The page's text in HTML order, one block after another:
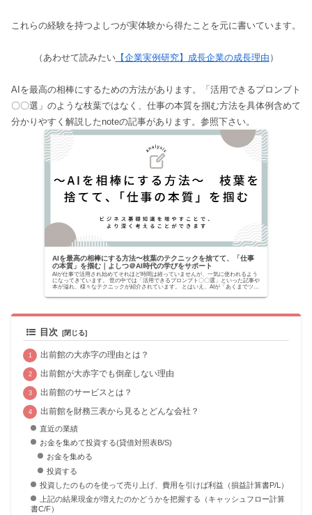
これらの経験を持つよしつが実体験から得たことを元に書いています。
（あわせて読みたい【企業実例研究】成長企業の成長理由 ）
AIを最高の相棒にするための方法があります。「活用できるプロンプト
〇〇選」のような枝葉ではなく、仕事の本質を掴む方法を具体例含めて
分かりやすく解説したnoteの記事があります。参照下さい。
AIを最高の相棒にする方法〜枝葉のテクニックを捨てて、「仕事
の本質」を掴む｜よしつ＠AI時代の学びをサポート
AIが仕事で活用され始めてそれほど時間は経っていませんが、一気に使われるよう
になってきています。 世の中では「活用できるプロンプト〇〇選」といった記事や
本が溢れ、様々なテクニックが紹介されています。 とはいえ、AIが「あくまでツー
目次
出前館の大赤字の理由とは？
出前館が大赤字でも倒産しない理由
出前館のサービスとは？
出前館を財務三表から見るとどんな会社？
直近の業績
お金を集めて投資する(貸借対照表B/S)
お金を集める
投資する
投資したのものを使って売り上げ、費用を引けば利益（損益計算書P/L）
上記の結果現金が増えたのかどうかを把握する（キャッシュフロー計算
書C/F）